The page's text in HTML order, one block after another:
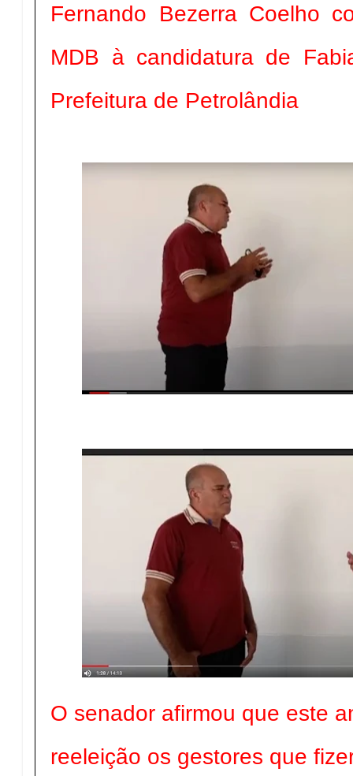
Fernando Bezerra Coelho
MDB à candidatura de
Prefeitura de Petrolândia
O senador afirmou que este
reeleição os gestores que